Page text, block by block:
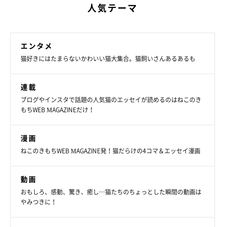
人気テーマ
エンタメ
猫好きにはたまらないかわいい猫大集合。猫飼いさんあるあるも
連載
ブログやインスタで話題の人気猫のエッセイが読めるのはねこのき
もちWEB MAGAZINEだけ！
漫画
ねこのきもちWEB MAGAZINE発！猫だらけの4コマ＆エッセイ漫画
動画
おもしろ、感動、驚き、癒し…猫たちのちょっとした瞬間の動画は
やみつきに！